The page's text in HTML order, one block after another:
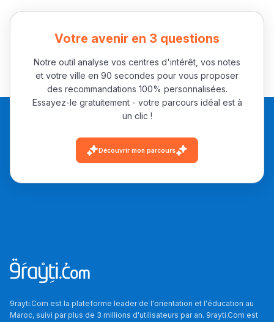
Post-Bac
+ de 78 Sujets
+ de 89 Interviews/Vidéos
Votre avenir en 3 questions
Notre outil analyse vos centres d'intérêt, vos notes
et votre ville en 90 secondes pour vous proposer
des recommandations 100% personnalisées.
Essayez-le gratuitement - votre parcours idéal est à
un clic !
Découvrir mon parcours
9rayti.Com est la plateforme leader de l'orientation et l'éducation au
Maroc, suivi par plus de 3 millions d'utilisateurs par an. 9rayti.Com est